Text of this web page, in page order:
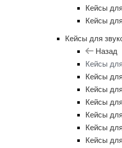
Кейсы
Кейсы
Кейсы для
Назад
Кейсы
Кейсы
Кейсы
Кейсы
Кейсы
Кейсы
Кейсы